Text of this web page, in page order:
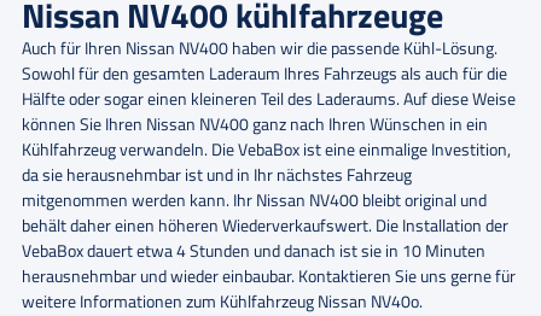
Nissan NV400 kühlfahrzeuge
Auch für Ihren Nissan NV400 haben wir die passende Kühl-Lösung.
Sowohl für den gesamten Laderaum Ihres Fahrzeugs als auch für die
Hälfte oder sogar einen kleineren Teil des Laderaums. Auf diese Weise
können Sie Ihren Nissan NV400 ganz nach Ihren Wünschen in ein
Kühlfahrzeug verwandeln. Die VebaBox ist eine einmalige Investition,
da sie herausnehmbar ist und in Ihr nächstes Fahrzeug
mitgenommen werden kann. Ihr Nissan NV400 bleibt original und
behält daher einen höheren Wiederverkaufswert. Die Installation der
VebaBox dauert etwa 4 Stunden und danach ist sie in 10 Minuten
herausnehmbar und wieder einbaubar. Kontaktieren Sie uns gerne für
weitere Informationen zum Kühlfahrzeug Nissan NV40o.